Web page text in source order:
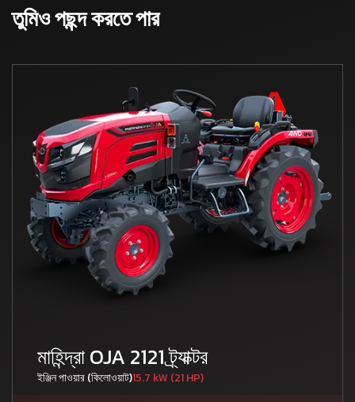
তুমিও পছন্দ করতে পার
মাহিন্দ্রা OJA 2121 ট্র্যাক্টর
ইঞ্জিন পাওয়ার (কিলোওয়াট)15.7 kW (21 HP)